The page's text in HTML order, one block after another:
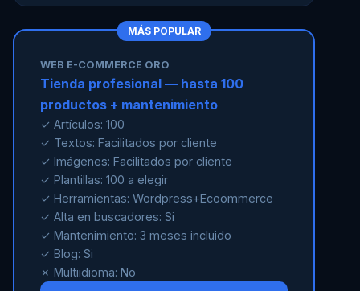
MÁS POPULAR
WEB E-COMMERCE ORO
Tienda profesional — hasta 100
productos + mantenimiento
✓ Artículos: 100
✓ Textos: Facilitados por cliente
✓ Imágenes: Facilitados por cliente
✓ Plantillas: 100 a elegir
✓ Herramientas: Wordpress+Ecoommerce
✓ Alta en buscadores: Si
✓ Mantenimiento: 3 meses incluido
✓ Blog: Si
✗ Multiidioma: No